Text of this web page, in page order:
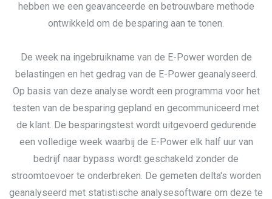
hebben we een geavanceerde en betrouwbare methode
ontwikkeld om de besparing aan te tonen.
De week na ingebruikname van de E-Power worden de
belastingen en het gedrag van de E-Power geanalyseerd.
Op basis van deze analyse wordt een programma voor het
testen van de besparing gepland en gecommuniceerd met
de klant. De besparingstest wordt uitgevoerd gedurende
een volledige week waarbij de E-Power elk half uur van
bedrijf naar bypass wordt geschakeld zonder de
stroomtoevoer te onderbreken. De gemeten delta's worden
geanalyseerd met statistische analysesoftware om deze te